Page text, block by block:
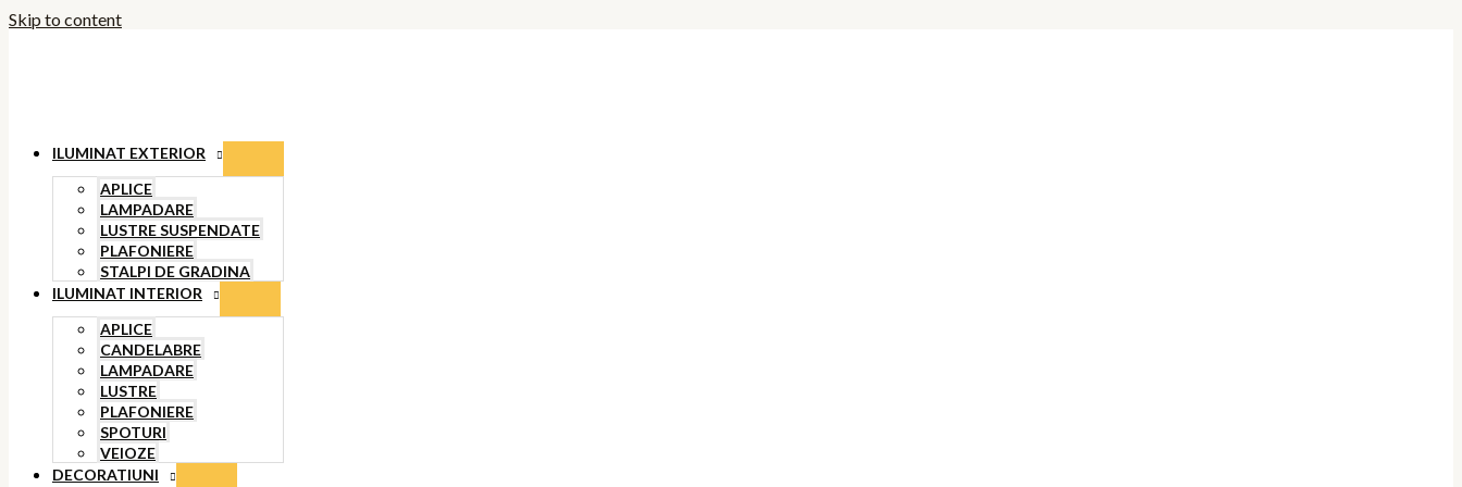
Skip to content
ILUMINAT EXTERIOR
APLICE
LAMPADARE
LUSTRE SUSPENDATE
PLAFONIERE
STALPI DE GRADINA
ILUMINAT INTERIOR
APLICE
CANDELABRE
LAMPADARE
LUSTRE
PLAFONIERE
SPOTURI
VEIOZE
DECORATIUNI